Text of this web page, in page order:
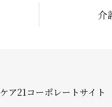
介
ケア21コーポレートサイト